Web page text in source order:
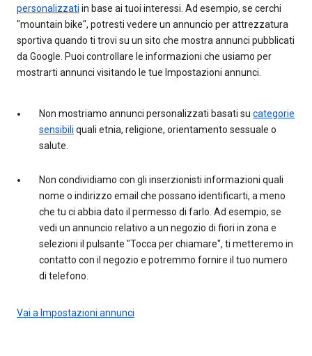
personalizzati in base ai tuoi interessi. Ad esempio, se cerchi
"mountain bike", potresti vedere un annuncio per attrezzatura
sportiva quando ti trovi su un sito che mostra annunci pubblicati
da Google. Puoi controllare le informazioni che usiamo per
mostrarti annunci visitando le tue Impostazioni annunci.
Non mostriamo annunci personalizzati basati su categorie
sensibili quali etnia, religione, orientamento sessuale o
salute.
Non condividiamo con gli inserzionisti informazioni quali
nome o indirizzo email che possano identificarti, a meno
che tu ci abbia dato il permesso di farlo. Ad esempio, se
vedi un annuncio relativo a un negozio di fiori in zona e
selezioni il pulsante "Tocca per chiamare", ti metteremo in
contatto con il negozio e potremmo fornire il tuo numero
di telefono.
Vai a Impostazioni annunci